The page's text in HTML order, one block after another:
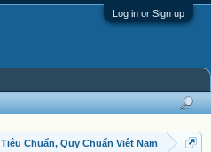
Log in or Sign up
Tiêu Chuẩn, Quy Chuẩn Việt Nam